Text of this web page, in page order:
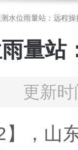
水位雨量站：远程
量站
更新
山东